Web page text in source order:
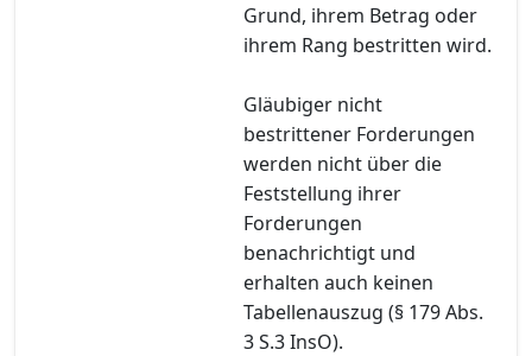
Grund, ihrem Betrag oder
ihrem Rang bestritten wird.
Gläubiger nicht
bestrittener Forderungen
werden nicht über die
Feststellung ihrer
Forderungen
benachrichtigt und
erhalten auch keinen
Tabellenauszug (§ 179 Abs.
3 S.3 InsO).